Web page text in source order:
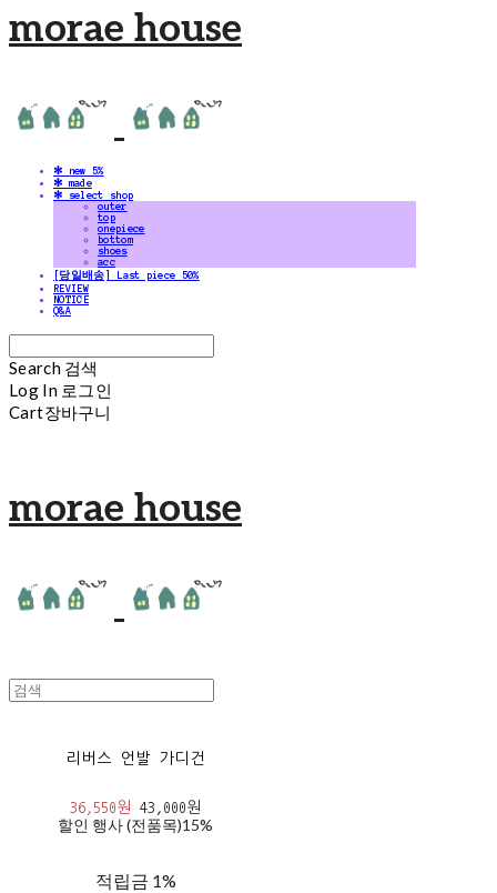
morae house
✻ new 5%
✻ made
✻ select shop
outer
top
onepiece
bottom
shoes
acc
[당일배송] Last piece 50%
REVIEW
NOTICE
Q&A
Search 검색
Log In 로그인
Cart장바구니
morae house
리버스 언발 가디건
36,550원 43,000원
할인 행사 (전품목)15%
적립금 1%